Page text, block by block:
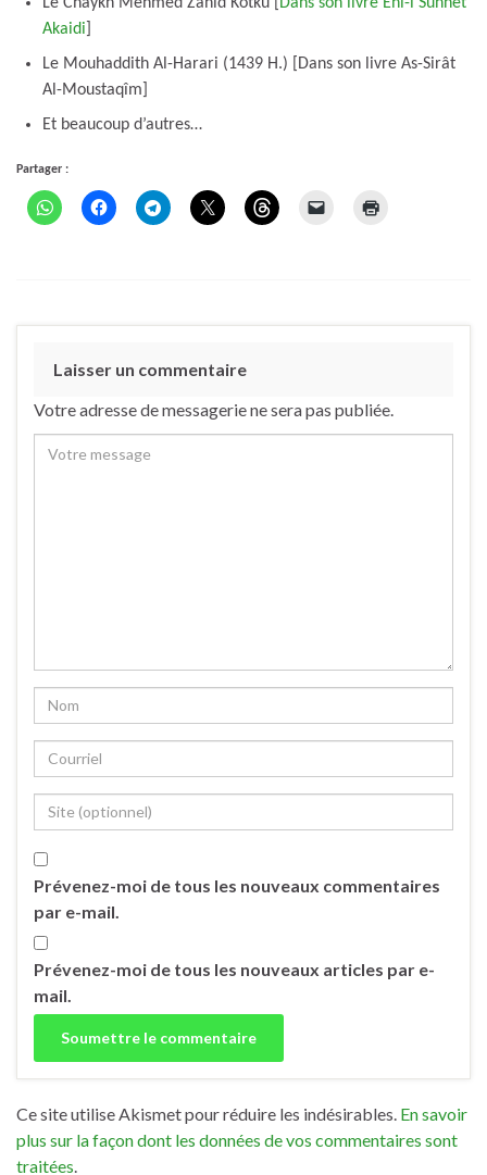
Akaidi
Le Mouhaddith Al-Harari (1439 H.) [Dans son livre As-Sirât
Al-Moustaqîm]
Et beaucoup d’autres…
Partager :
Laisser un commentaire
Votre adresse de messagerie ne sera pas publiée.
Prévenez-moi de tous les nouveaux commentaires
par e-mail.
Prévenez-moi de tous les nouveaux articles par e-
mail.
Ce site utilise Akismet pour réduire les indésirables. En savoir
plus sur la façon dont les données de vos commentaires sont
traitées